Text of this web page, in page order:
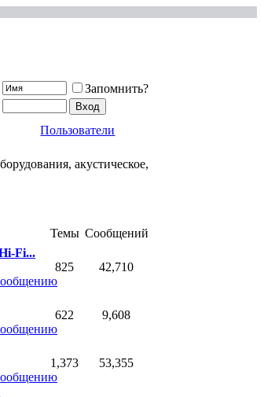
Запомнить?
Пользователи
акустическое,
Темы Сообщений
Fi...
825 42,710
622 9,608
1,373 53,355